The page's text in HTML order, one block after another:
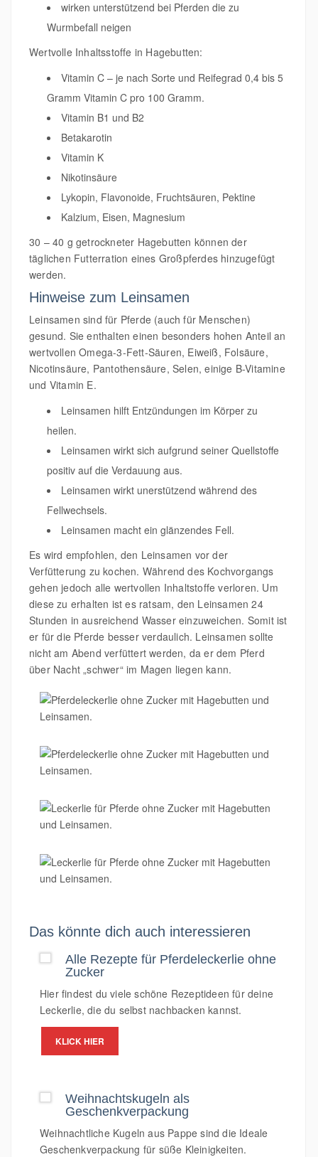
wirken unterstützend bei Pferden die zu
Wurmbefall neigen
Wertvolle Inhaltsstoffe in Hagebutten:
Vitamin C – je nach Sorte und Reifegrad 0,4 bis 5
Gramm Vitamin C pro 100 Gramm.
Vitamin B1 und B2
Betakarotin
Vitamin K
Nikotinsäure
Lykopin, Flavonoide, Fruchtsäuren, Pektine
Kalzium, Eisen, Magnesium
30 – 40 g getrockneter Hagebutten können der
täglichen Futterration eines Großpferdes hinzugefügt
werden.
Hinweise zum Leinsamen
Leinsamen sind für Pferde (auch für Menschen)
gesund. Sie enthalten einen besonders hohen Anteil an
wertvollen Omega-3-Fett-Säuren, Eiweiß, Folsäure,
Nicotinsäure, Pantothensäure, Selen, einige B-Vitamine
und Vitamin E.
Leinsamen hilft Entzündungen im Körper zu
heilen.
Leinsamen wirkt sich aufgrund seiner Quellstoffe
positiv auf die Verdauung aus.
Leinsamen wirkt unerstützend während des
Fellwechsels.
Leinsamen macht ein glänzendes Fell.
Es wird empfohlen, den Leinsamen vor der
Verfütterung zu kochen. Während des Kochvorgangs
gehen jedoch alle wertvollen Inhaltstoffe verloren. Um
diese zu erhalten ist es ratsam, den Leinsamen 24
Stunden in ausreichend Wasser einzuweichen. Somit ist
er für die Pferde besser verdaulich. Leinsamen sollte
nicht am Abend verfüttert werden, da er dem Pferd
über Nacht „schwer“ im Magen liegen kann.
Das könnte dich auch interessieren
Alle Rezepte für Pferdeleckerlie ohne
Zucker
Hier findest du viele schöne Rezeptideen für deine
Leckerlie, die du selbst nachbacken kannst.
KLICK HIER
Weihnachtskugeln als
Geschenkverpackung
Weihnachtliche Kugeln aus Pappe sind die Ideale
Geschenkverpackung für süße Kleinigkeiten.